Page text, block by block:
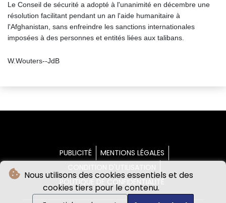
Nous utilisons des cookies essentiels et des
cookies tiers pour le contenu.
Le Conseil de sécurité a adopté à l'unanimité en décembre une
résolution facilitant pendant un an l'aide humanitaire à
l'Afghanistan, sans enfreindre les sanctions internationales
imposées à des personnes et entités liées aux talibans.
W.Wouters--JdB
PUBLICITÉ
MENTIONS LÉGALES
CONDITION D'UTILISATION
POLITIQUE DE CONFIDENTIALITÉ